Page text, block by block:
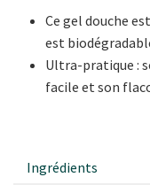
Ce gel douche
est
Ultra-pratique :
facile et son
Ingrédients